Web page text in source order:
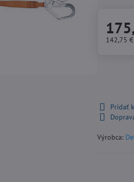
142,75 €
Pridať
Výrobca: